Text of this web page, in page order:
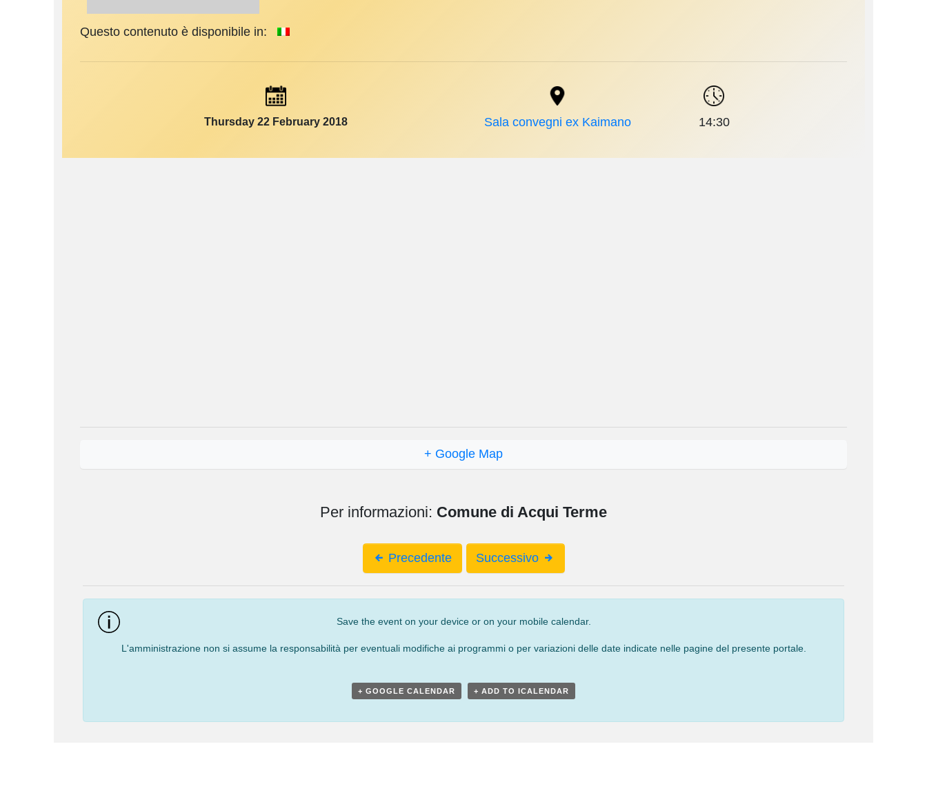
Questo contenuto è disponibile in:
Thursday 22 February 2018 Sala convegni ex Kaimano 14:30
+ Google Map
Per informazioni: Comune di Acqui Terme
Navigation
Precedente Successivo
Save the event on your device or on your mobile calendar.
L'amministrazione non si assume la responsabilità per eventuali modifiche ai programmi o per variazioni delle date indicate nelle pagine del presente portale.
+ GOOGLE CALENDAR + ADD TO ICALENDAR